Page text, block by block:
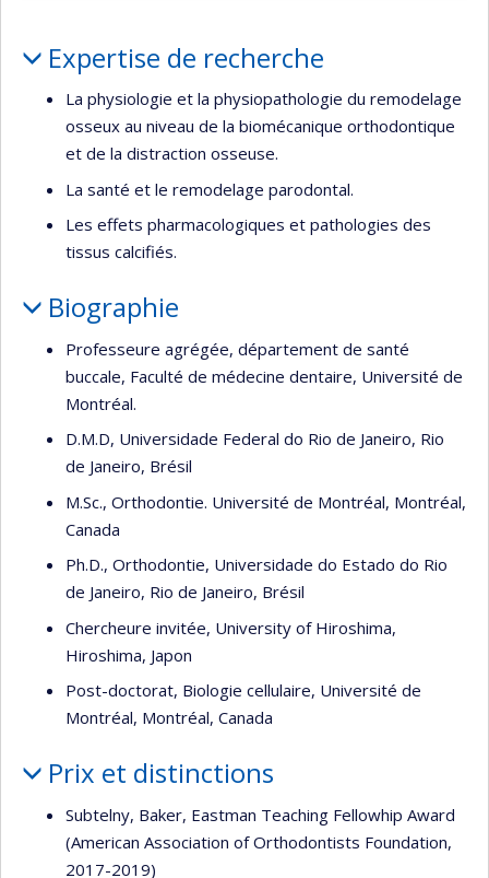
Expertise de recherche
La physiologie et la physiopathologie du remodelage
osseux au niveau de la biomécanique orthodontique
et de la distraction osseuse.
La santé et le remodelage parodontal.
Les effets pharmacologiques et pathologies des
tissus calcifiés.
Biographie
Professeure agrégée, département de santé
buccale, Faculté de médecine dentaire, Université de
Montréal.
D.M.D, Universidade Federal do Rio de Janeiro, Rio
de Janeiro, Brésil
M.Sc., Orthodontie. Université de Montréal, Montréal,
Canada
Ph.D., Orthodontie, Universidade do Estado do Rio
de Janeiro, Rio de Janeiro, Brésil
Chercheure invitée, University of Hiroshima,
Hiroshima, Japon
Post-doctorat, Biologie cellulaire, Université de
Montréal, Montréal, Canada
Prix et distinctions
Subtelny, Baker, Eastman Teaching Fellowhip Award
(American Association of Orthodontists Foundation,
2017-2019)